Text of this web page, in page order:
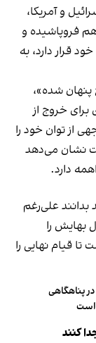
و آمریکا،
فروپاشیده و
قرار دارد، به
پنهان شده»،
برای خروج از
از توان خود را
نشان می‌دهد
دارد.
بدانند علی‌رغم
بهایش را
تا قیام نهایی را
پناهگاهی
است
کنند